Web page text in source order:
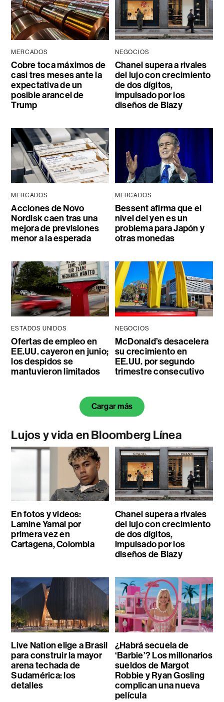
MERCADOS
Cobre toca máximos de
casi tres meses ante la
expectativa de un
posible arancel de
Trump
NEGOCIOS
Chanel supera a rivales
del lujo con crecimiento
de dos dígitos,
impulsado por los
diseños de Blazy
MERCADOS
Acciones de Novo
Nordisk caen tras una
mejora de previsiones
menor a la esperada
MERCADOS
Bessent afirma que el
nivel del yen es un
problema para Japón y
otras monedas
ESTADOS UNIDOS
Ofertas de empleo en
EE.UU. cayeron en junio;
los despidos se
mantuvieron limitados
NEGOCIOS
McDonald’s desacelera
su crecimiento en
EE.UU. por segundo
trimestre consecutivo
Cargar más
Lujos y vida en Bloomberg Línea
En fotos y videos:
Lamine Yamal por
primera vez en
Cartagena, Colombia
Chanel supera a rivales
del lujo con crecimiento
de dos dígitos,
impulsado por los
diseños de Blazy
Live Nation elige a Brasil
para construir la mayor
arena techada de
Sudamérica: los
detalles
¿Habrá secuela de
‘Barbie’? Los millonarios
sueldos de Margot
Robbie y Ryan Gosling
complican una nueva
película